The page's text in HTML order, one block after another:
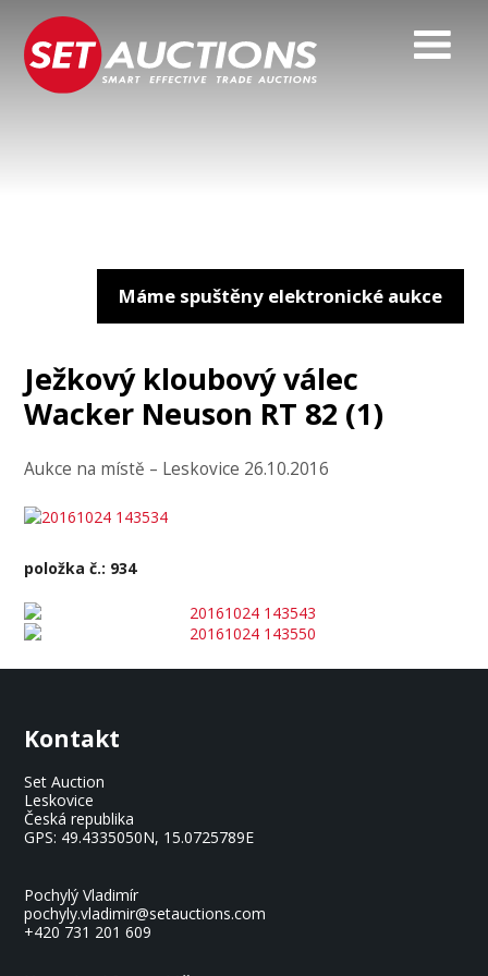
Máme spuštěny elektronické aukce
Ježkový kloubový válec
Wacker Neuson RT 82 (1)
Aukce na místě – Leskovice 26.10.2016
položka č.: 934
Kontakt
Set Auction
Leskovice
Česká republika
GPS: 49.4335050N, 15.0725789E
Pochylý Vladimír
pochyly.vladimir@setauctions.com
+420 731 201 609